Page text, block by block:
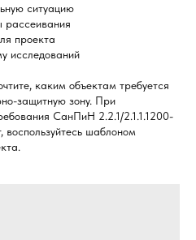
ситуацию
рассеивания
проекта
исследований
каким объектам требуется
защитную зону. При
СанПиН 2.2.1/2.1.1.1200-
шаблоном